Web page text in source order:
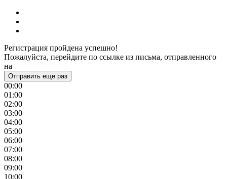
Регистрация пройдена успешно!
Пожалуйста, перейдите по ссылке из письма, отправленного
на
Отправить еще раз
00:00
01:00
02:00
03:00
04:00
05:00
06:00
07:00
08:00
09:00
10:00